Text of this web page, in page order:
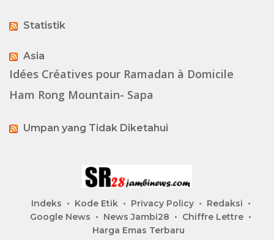
Statistik
Asia
Idées Créatives pour Ramadan à Domicile
Ham Rong Mountain- Sapa
Umpan yang Tidak Diketahui
Indeks Kode Etik Privacy Policy
Redaksi
Google News
News Jambi28
Chiffre Lettre
Harga Emas Terbaru